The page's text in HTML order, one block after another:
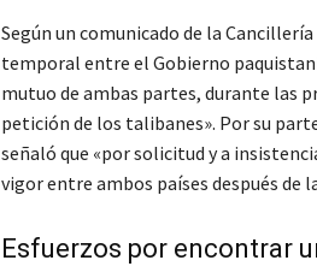
Según un comunicado de la
temporal entre el Gobierno
mutuo de ambas partes, durante las
petición de los talibanes». Por su
señaló que «por solicitud y a
vigor entre ambos países después de
Esfuerzos por encontrar